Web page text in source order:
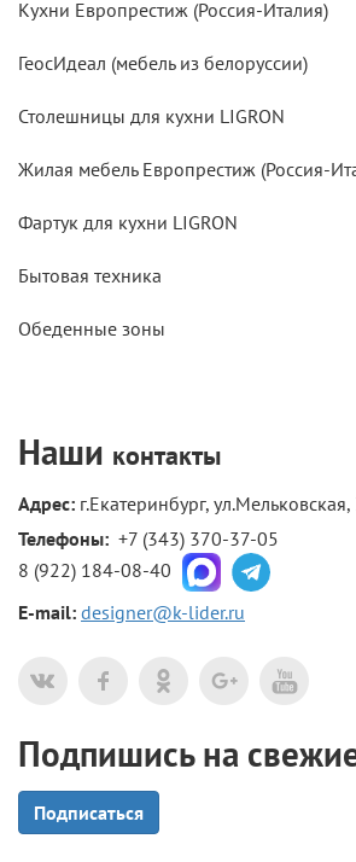
Кухни Европрестиж (Россия-Италия)
ГеосИдеал (мебель из белоруссии)
Столешницы для кухни LIGRON
Жилая мебель Европрестиж (Россия-
Фартук для кухни LIGRON
Бытовая техника
Обеденные зоны
Наши контакты
Адрес: г.Екатеринбург, ул.Мельковская,
Телефоны: +7 (343) 370-37-05
8 (922) 184-08-40
E-mail: designer@k-lider.ru
Подпишись на